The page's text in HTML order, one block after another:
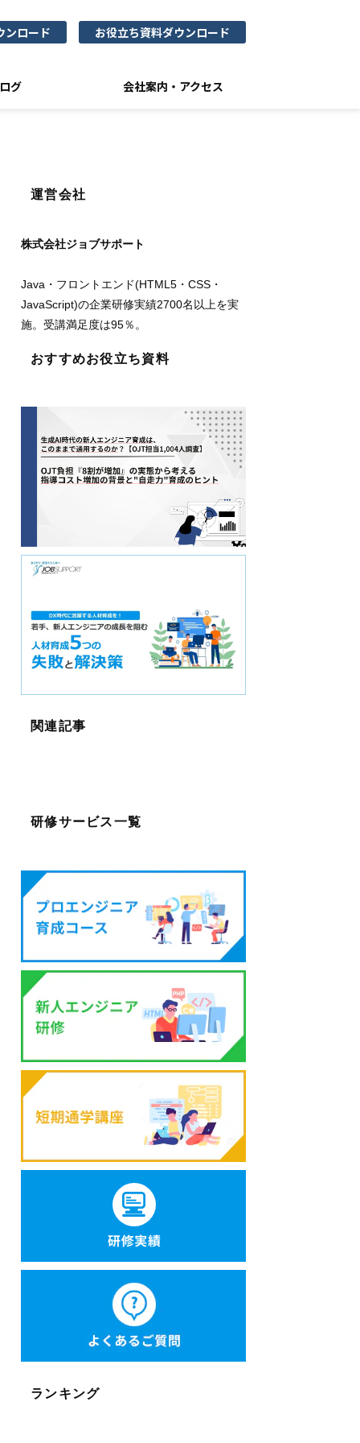
ンロード お役立ち資料ダウンロード
グ 会社案内・アクセス
運営会社
株式会社ジョブサポート
Java・フロントエンド(HTML5・CSS・
JavaScript)の企業研修実績2700名以上を実
施。受講満足度は95％。
おすすめお役立ち資料
関連記事
研修サービス一覧
ランキング